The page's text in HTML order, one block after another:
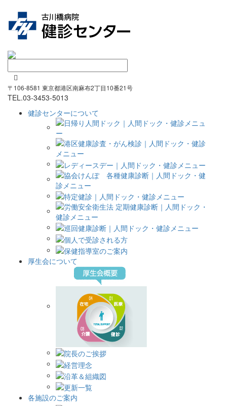

〒106-8581 東京都港区南麻布2丁目10番21号
TEL.03-3453-5013
健診センターについて
厚生会について
各施設のご案内